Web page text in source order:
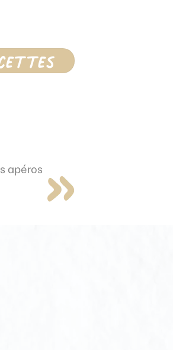
apéros